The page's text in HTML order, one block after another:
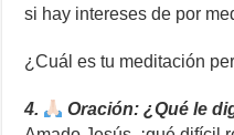
si hay intereses de por
¿Cuál es tu meditación
4.
Oración: ¿Qué le